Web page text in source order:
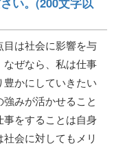
は社会に影響を与
なぜなら、私は仕事
かにしていきたい
みが活かせること
をすることは自身
会に対してもメリ